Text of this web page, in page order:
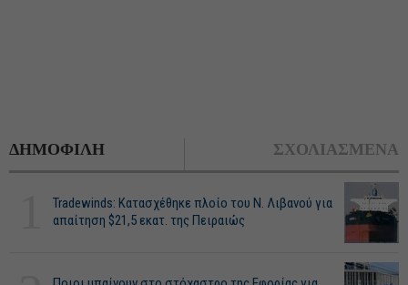
ΔΗΜΟΦΙΛΗ ΣΧΟΛΙΑΣΜΕΝΑ
Tradewinds: Κατασχέθηκε πλοίο του Ν. Λιβανού για
απαίτηση $21,5 εκατ. της Πειραιώς